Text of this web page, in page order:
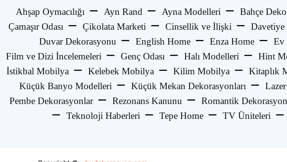
Ahşap Oymacılığı Ayn Rand Ayna Modelleri Bahçe
Çamaşır Odası
Çikolata Marketi Cinsellik ve İlişki Davetiye
Duvar Dekorasyonu
English Home Enza Home Ev
Film ve Dizi İncelemeleri
Genç Odası Halı Modelleri Hint
İstikbal Mobilya
Kelebek Mobilya Kilim Mobilya Kitaplık
Küçük Banyo Modelleri
Küçük Mekan Dekorasyonları
Pembe Dekorasyonlar
Rezonans Kanunu Romantik Dekorasyon
Teknoloji Haberleri
Tepe Home TV Üniteleri